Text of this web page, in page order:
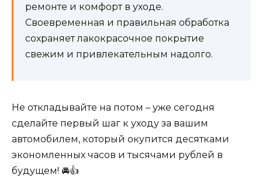
ремонте и комфорт в уходе.
Своевременная и правильная обработка
сохраняет лакокрасочное покрытие
свежим и привлекательным надолго.
Не откладывайте на потом – уже сегодня
сделайте первый шаг к уходу за вашим
автомобилем, который окупится десятками
экономленных часов и тысячами рублей в
будущем! 🚘👍